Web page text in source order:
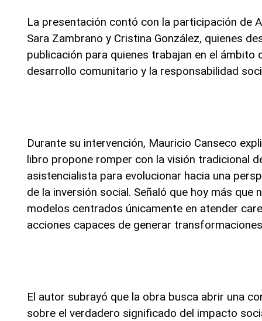
La presentación contó con la participación de
Sara Zambrano y Cristina González, quienes
publicación para quienes trabajan en el ámbito
desarrollo comunitario y la responsabilidad
Durante su intervención, Mauricio Canseco
libro propone romper con la visión tradicional
asistencialista para evolucionar hacia una
de la inversión social. Señaló que hoy más que
modelos centrados únicamente en atender
acciones capaces de generar
El autor subrayó que la obra busca abrir una
sobre el verdadero significado del impacto